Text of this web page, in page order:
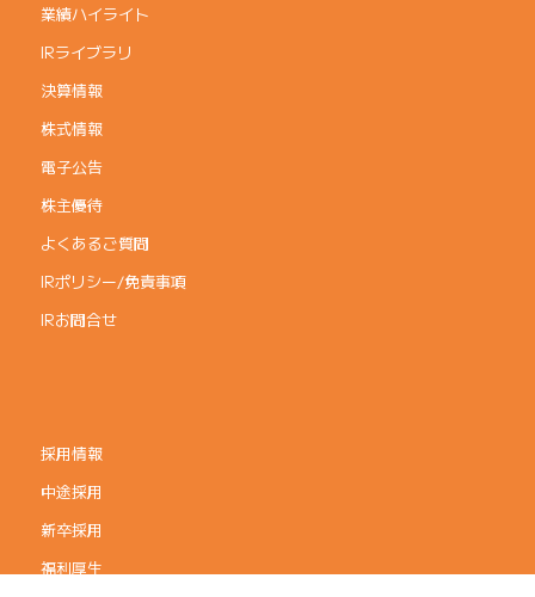
業績ハイライト
IRライブラリ
決算情報
株式情報
電子公告
株主優待
よくあるご質問
IRポリシー/免責事項
IRお問合せ
採用情報
中途採用
新卒採用
福利厚生